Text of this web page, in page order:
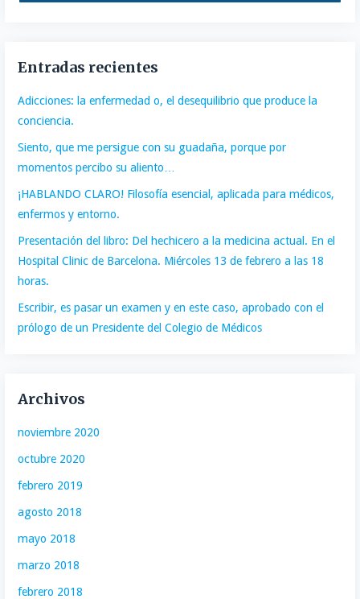
Entradas recientes
Adicciones: la enfermedad o, el desequilibrio que produce la
conciencia.
Siento, que me persigue con su guadaña, porque por
momentos percibo su aliento…
¡HABLANDO CLARO! Filosofía esencial, aplicada para médicos,
enfermos y entorno.
Presentación del libro: Del hechicero a la medicina actual. En el
Hospital Clinic de Barcelona. Miércoles 13 de febrero a las 18
horas.
Escribir, es pasar un examen y en este caso, aprobado con el
prólogo de un Presidente del Colegio de Médicos
Archivos
noviembre 2020
octubre 2020
febrero 2019
agosto 2018
mayo 2018
marzo 2018
febrero 2018